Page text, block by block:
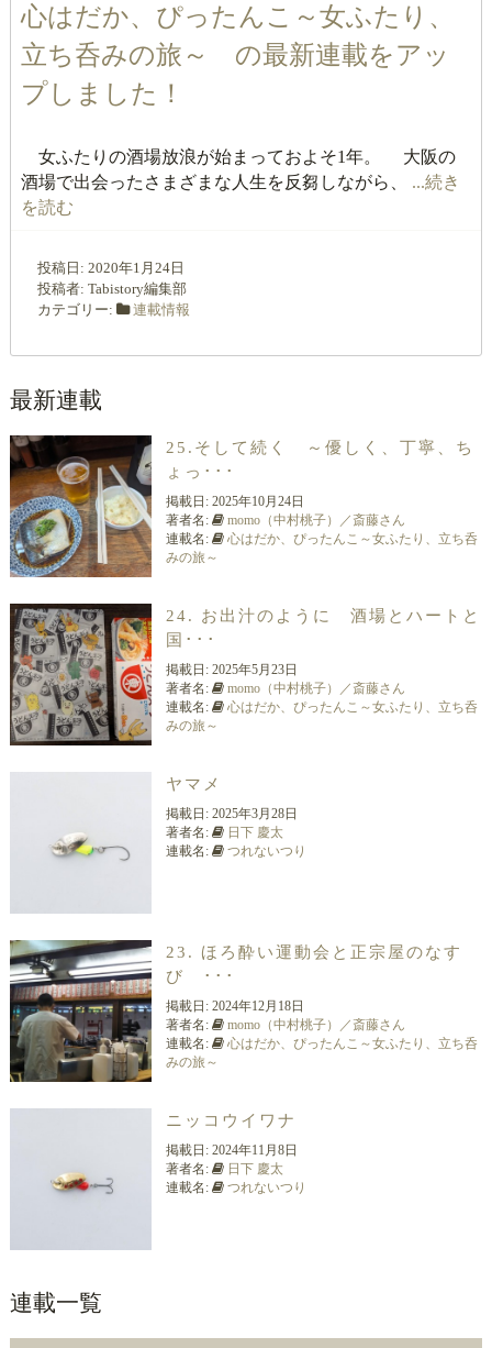
心はだか、ぴったんこ～女ふたり、
立ち呑みの旅～ の最新連載をアッ
プしました！
女ふたりの酒場放浪が始まっておよそ1年。 大阪の
酒場で出会ったさまざまな人生を反芻しながら、 ...続き
を読む
投稿日: 2020年1月24日
投稿者: Tabistory編集部
カテゴリー:
連載情報
最新連載
25.そして続く ～優しく、丁寧、ち
ょっ･･･
掲載日: 2025年10月24日
著者名:
momo（中村桃子）／斎藤さん
連載名:
心はだか、ぴったんこ～女ふたり、立ち呑
みの旅～
24. お出汁のように 酒場とハートと
国･･･
掲載日: 2025年5月23日
著者名:
momo（中村桃子）／斎藤さん
連載名:
心はだか、ぴったんこ～女ふたり、立ち呑
みの旅～
ヤマメ
掲載日: 2025年3月28日
著者名:
日下 慶太
連載名:
つれないつり
23. ほろ酔い運動会と正宗屋のなす
び ･･･
掲載日: 2024年12月18日
著者名:
momo（中村桃子）／斎藤さん
連載名:
心はだか、ぴったんこ～女ふたり、立ち呑
みの旅～
ニッコウイワナ
掲載日: 2024年11月8日
著者名:
日下 慶太
連載名:
つれないつり
連載一覧